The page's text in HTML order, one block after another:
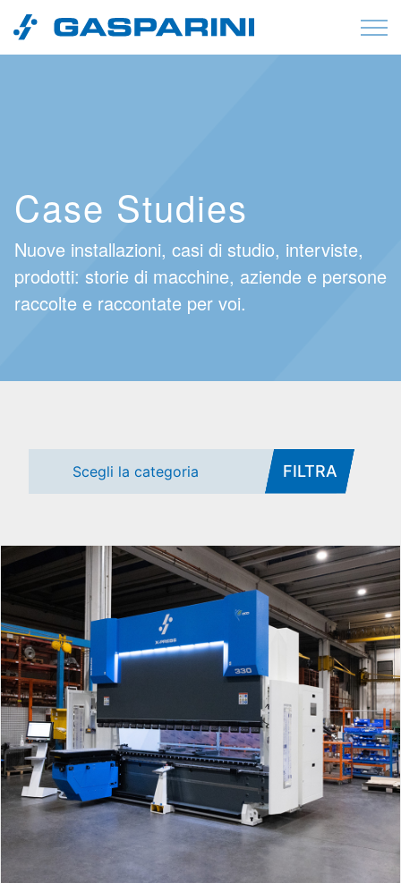
Vai al contenuto
Case Studies
Nuove installazioni, casi di studio, interviste,
prodotti: storie di macchine, aziende e persone
raccolte e raccontate per voi.
Scegli la categoria FILTRA